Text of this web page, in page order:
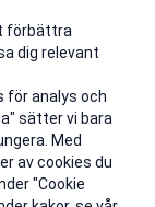
förbättra
dig relevant
för analys och
sätter vi bara
Med
av cookies du
"Cookie